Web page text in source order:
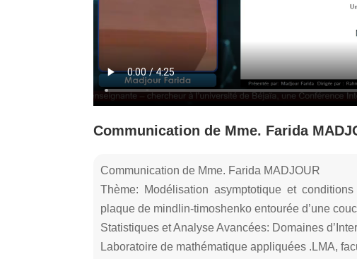
Communication de Mme. Farida
Communication de Mme. Farida MADJOUR
Thème: Modélisation asymptotique et
plaque de mindlin-timoshenko entourée d’une
Statistiques et Analyse Avancées: Domaines
Laboratoire de mathématique appliquées .LMA,